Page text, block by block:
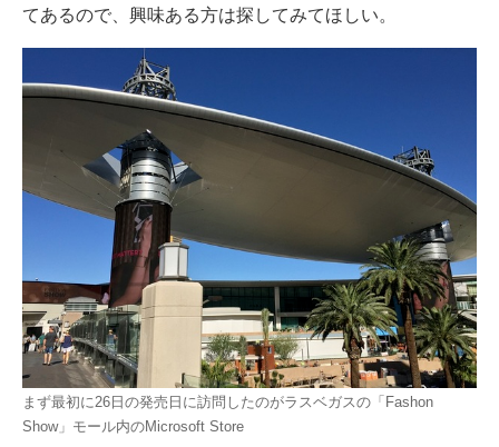
てあるので、興味ある方は探してみてほしい。
まず最初に26日の発売日に訪問したのがラスベガスの「Fashon
Show」モール内のMicrosoft Store